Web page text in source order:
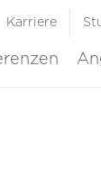
Karriere